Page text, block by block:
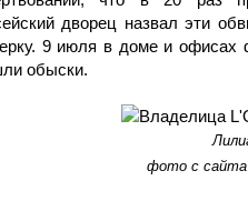
дворец назвал эти
9 июля в доме и офисах
обыски.
фото с сайта